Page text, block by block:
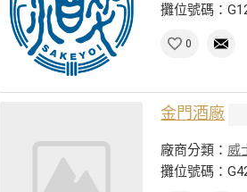
攤位號碼：
0
金門酒廠
廠商分類： 威
攤位號碼：